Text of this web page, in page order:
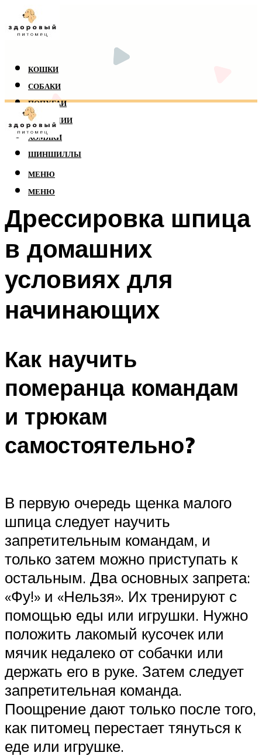
КОШКИ
СОБАКИ
ПОПУГАИ
РЕПТИЛИИ
ХОМЯКИ
ШИНШИЛЛЫ
МЕНЮ
МЕНЮ
Дрессировка шпица
в домашних
условиях для
начинающих
Как научить
померанца командам
и трюкам
самостоятельно?
В первую очередь щенка малого
шпица следует научить
запретительным командам, и
только затем можно приступать к
остальным. Два основных запрета:
«Фу!» и «Нельзя». Их тренируют с
помощью еды или игрушки. Нужно
положить лакомый кусочек или
мячик недалеко от собачки или
держать его в руке. Затем следует
запретительная команда.
Поощрение дают только после того,
как питомец перестает тянуться к
еде или игрушке.